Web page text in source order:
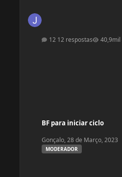
12 respostas
BF para iniciar ciclo
Gonçalo, 28 de Março, 2023
MODERADOR